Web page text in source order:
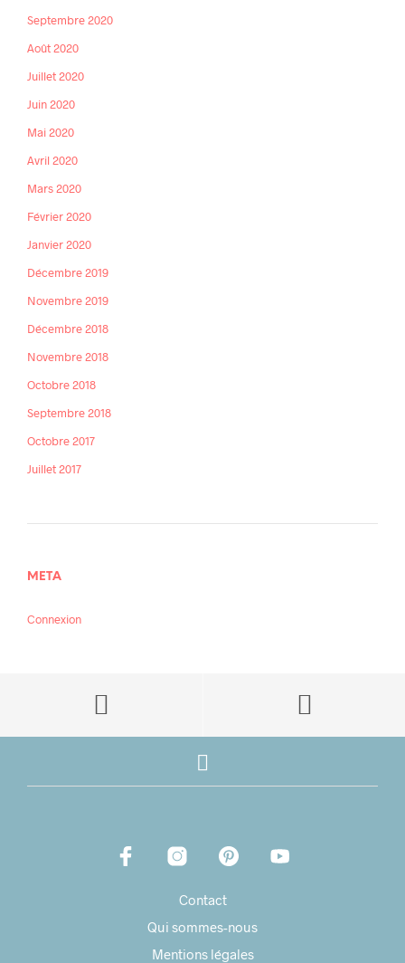
Septembre 2020
Août 2020
Juillet 2020
Juin 2020
Mai 2020
Avril 2020
Mars 2020
Février 2020
Janvier 2020
Décembre 2019
Novembre 2019
Décembre 2018
Novembre 2018
Octobre 2018
Septembre 2018
Octobre 2017
Juillet 2017
META
Connexion
Contact
Qui sommes-nous
Mentions légales